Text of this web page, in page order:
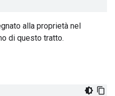
alla proprietà nel
di questo tratto.